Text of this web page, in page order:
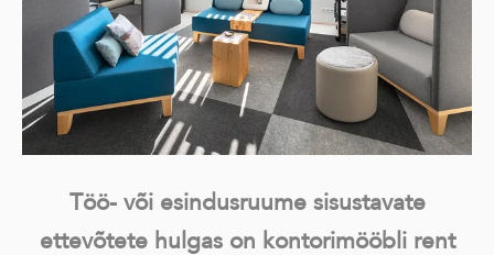
Töö- või esindusruume sisustavate
ettevõtete hulgas on kontorimööbli rent